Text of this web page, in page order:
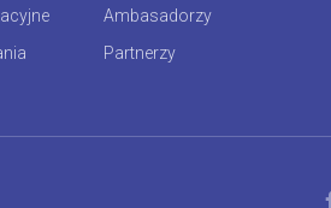
Ambasadorzy
Partnerzy